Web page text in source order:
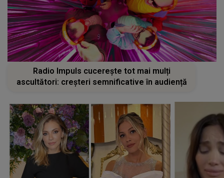
Radio Impuls cucerește tot mai mulți
ascultători: creșteri semnificative în audiență